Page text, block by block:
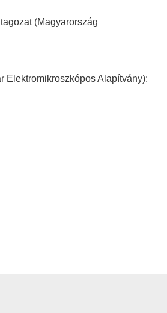
(Magyarország
Elektromikroszkópos Alapítvány):